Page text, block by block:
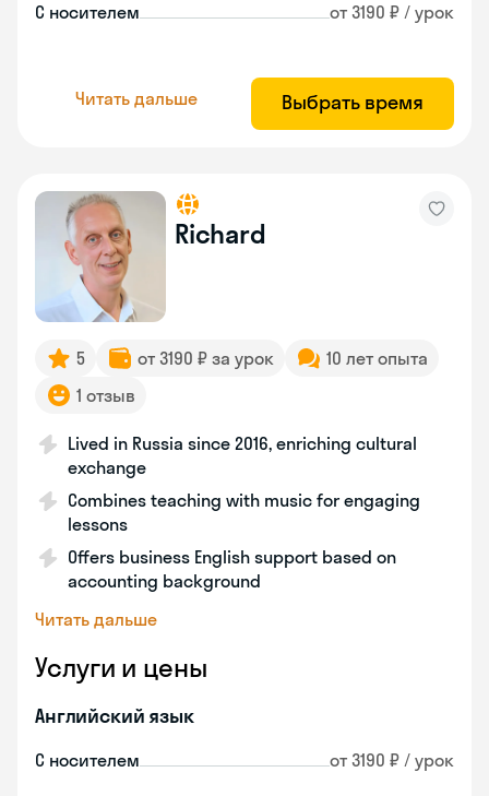
С носителем от 3190 ₽ / урок
Читать дальше Выбрать время
Richard
5 от 3190 ₽ за урок
10 лет опыта
1 отзыв
Lived in Russia since 2016, enriching cultural
exchange
Combines teaching with music for engaging
lessons
Offers business English support based on
accounting background
Читать дальше
Услуги и цены
Английский язык
С носителем от 3190 ₽ / урок